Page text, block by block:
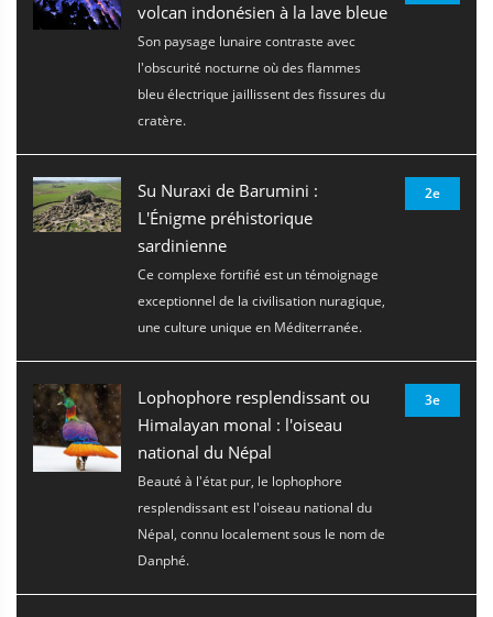
volcan indonésien à la lave bleue
Son paysage lunaire contraste avec
l'obscurité nocturne où des flammes
bleu électrique jaillissent des fissures du
cratère.
Su Nuraxi de Barumini :
L'Énigme préhistorique
sardinienne
Ce complexe fortifié est un témoignage
exceptionnel de la civilisation nuragique,
une culture unique en Méditerranée.
2e
Lophophore resplendissant ou
Himalayan monal : l'oiseau
national du Népal
Beauté à l'état pur, le lophophore
resplendissant est l'oiseau national du
Népal, connu localement sous le nom de
Danphé.
3e